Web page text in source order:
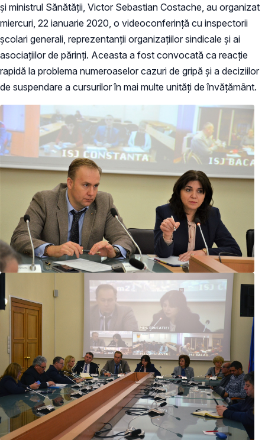
și ministrul Sănătății, Victor Sebastian Costache, au organizat
miercuri, 22 ianuarie 2020, o videoconferință cu inspectorii
școlari generali, reprezentanții organizațiilor sindicale și ai
asociațiilor de părinți. Aceasta a fost convocată ca reacție
rapidă la problema numeroaselor cazuri de gripă și a deciziilor
de suspendare a cursurilor în mai multe unități de învățământ.